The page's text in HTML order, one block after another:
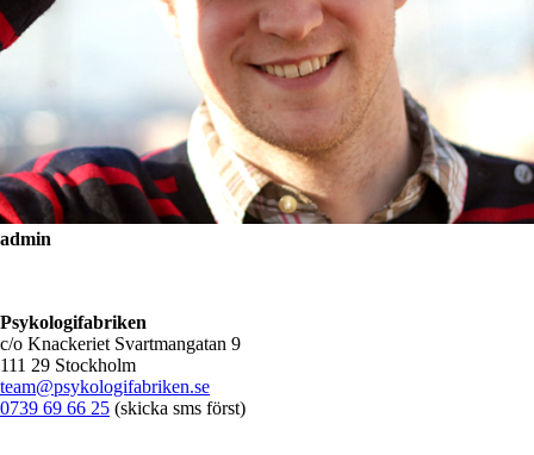
admin
Psykologifabriken
c/o Knackeriet Svartmangatan 9
111 29 Stockholm
team@psykologifabriken.se
0739 69 66 25 (skicka sms först)